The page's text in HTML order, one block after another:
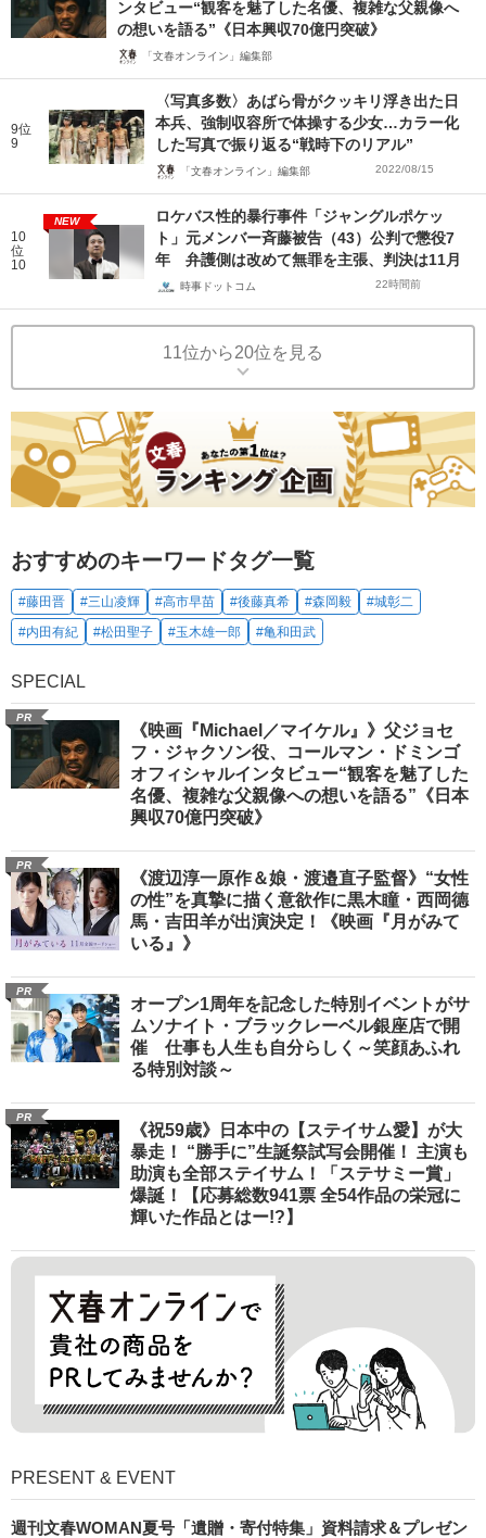
ンタビュー“観客を魅了した名優、複雑な父親像へ
の想いを語る”《日本興収70億円突破》
「文春オンライン」編集部
9位
9
〈写真多数〉あばら骨がクッキリ浮き出た日
本兵、強制収容所で体操する少女…カラー化
した写真で振り返る“戦時下のリアル”
「文春オンライン」編集部 2022/08/15
10
位
10
NEW
ロケバス性的暴行事件「ジャングルポケッ
ト」元メンバー斉藤被告（43）公判で懲役7
年 弁護側は改めて無罪を主張、判決は11月
時事ドットコム 22時間前
11位から20位を見る
おすすめのキーワードタグ一覧
#藤田晋 #三山凌輝 #高市早苗 #後藤真希 #森岡毅
#城彰二
#内田有紀
#松田聖子 #玉木雄一郎 #亀和田武
SPECIAL
PR
《映画『Michael／マイケル』》父ジョセ
フ・ジャクソン役、コールマン・ドミンゴ
オフィシャルインタビュー“観客を魅了した
名優、複雑な父親像への想いを語る”《日本
興収70億円突破》
PR
《渡辺淳一原作＆娘・渡邉直子監督》“女性
の性”を真摯に描く意欲作に黒木瞳・西岡德
馬・吉田羊が出演決定！《映画『月がみて
いる』》
PR
オープン1周年を記念した特別イベントがサ
ムソナイト・ブラックレーベル銀座店で開
催 仕事も人生も自分らしく～笑顔あふれ
る特別対談～
PR
《祝59歳》日本中の【ステイサム愛】が大
暴走！ “勝手に”生誕祭試写会開催！ 主演も
助演も全部ステイサム！「ステサミー賞」
爆誕！【応募総数941票 全54作品の栄冠に
輝いた作品とはー!?】
PRESENT & EVENT
週刊文春WOMAN夏号「遺贈・寄付特集」資料請求＆プレゼン